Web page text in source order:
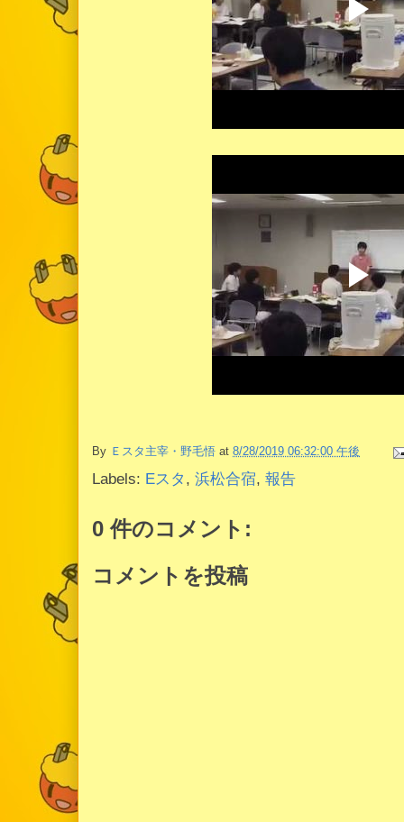
By Ｅスタ主宰・野毛悟 at 8/28/2019 06:32:00 午後
Labels: Eスタ , 浜松合宿, 報告
0 件のコメント:
コメントを投稿